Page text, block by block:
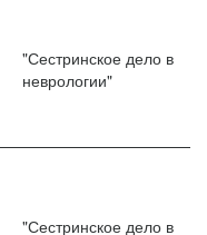
"Сестринское дело в
неврологии"
"Сестринское дело в